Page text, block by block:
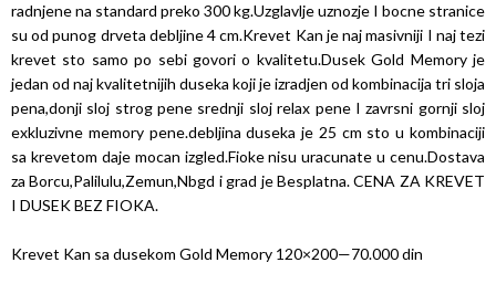
radnjene na standard preko 300 kg.Uzglavlje uznozje I bocne stranice
su od punog drveta debljine 4 cm.Krevet Kan je naj masivniji I naj tezi
krevet sto samo po sebi govori o kvalitetu.Dusek Gold Memory je
jedan od naj kvalitetnijih duseka koji je izradjen od kombinacija tri sloja
pena,donji sloj strog pene srednji sloj relax pene I zavrsni gornji sloj
exkluzivne memory pene.debljina duseka je 25 cm sto u kombinaciji
sa krevetom daje mocan izgled.Fioke nisu uracunate u cenu.Dostava
za Borcu,Palilulu,Zemun,Nbgd i grad je Besplatna. CENA ZA KREVET
I DUSEK BEZ FIOKA.
Krevet Kan sa dusekom Gold Memory 120×200—70.000 din